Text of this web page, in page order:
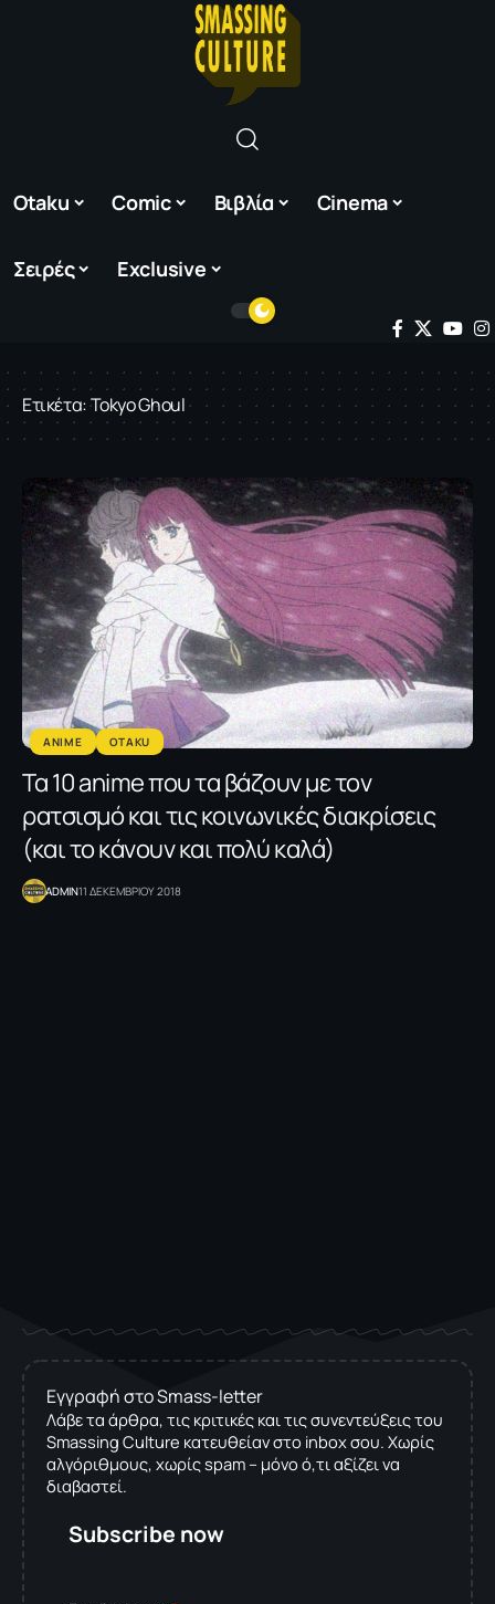
Otaku Comic Βιβλία Cinema
Σειρές Exclusive
Ετικέτα:Τοkyo Ghoul
ANIME OTAKU
Τα 10 anime που τα βάζουν με τον
ρατσισμό και τις κοινωνικές διακρίσεις
(και το κάνουν και πολύ καλά)
ADMIN11 ΔΕΚΕΜΒΡΙΟΥ 2018
Εγγραφή στο Smass-letter
Λάβε τα άρθρα, τις κριτικές και τις συνεντεύξεις του
Smassing Culture κατευθείαν στο inbox σου. Χωρίς
αλγόριθμους, χωρίς spam – μόνο ό,τι αξίζει να
διαβαστεί.
Subscribe now